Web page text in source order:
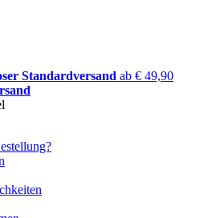
Standardversand ab € 49,90